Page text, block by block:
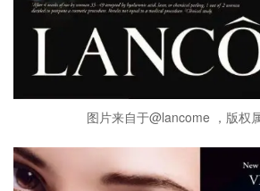
图片来自于@lancome ，版权